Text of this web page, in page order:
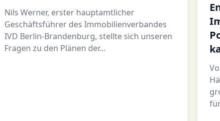
Nils Werner, erster hauptamtlicher
Geschäftsführer des Immobilienverbandes
IVD Berlin-Brandenburg, stellte sich unseren
Fragen zu den Plänen der...